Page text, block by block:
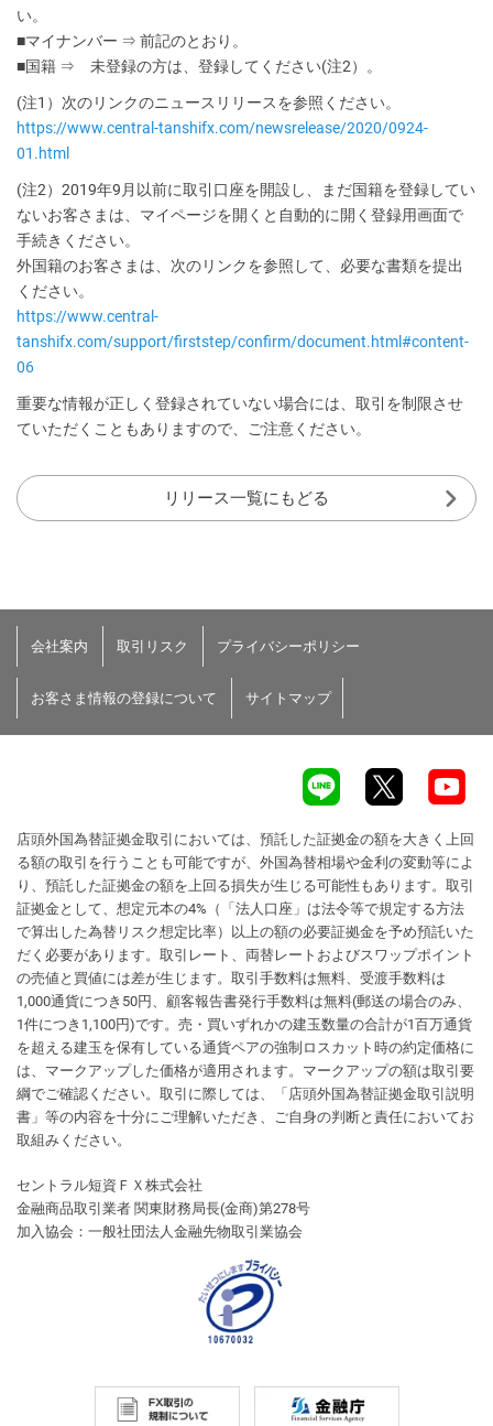
い。
■マイナンバー ⇒ 前記のとおり。
■国籍 ⇒ 未登録の方は、登録してください(注2）。
(注1）次のリンクのニュースリリースを参照ください。
https://www.central-tanshifx.com/newsrelease/2020/0924-
01.html
(注2）2019年9月以前に取引口座を開設し、まだ国籍を登録してい
ないお客さまは、マイページを開くと自動的に開く登録用画面で
手続きください。
外国籍のお客さまは、次のリンクを参照して、必要な書類を提出
ください。
https://www.central-
tanshifx.com/support/firststep/confirm/document.html#content-
06
重要な情報が正しく登録されていない場合には、取引を制限させ
ていただくこともありますので、ご注意ください。
リリース一覧にもどる
会社案内 取引リスク プライバシーポリシー
お客さま情報の登録について サイトマップ
店頭外国為替証拠金取引においては、預託した証拠金の額を大きく上回
る額の取引を行うことも可能ですが、外国為替相場や金利の変動等によ
り、預託した証拠金の額を上回る損失が生じる可能性もあります。取引
証拠金として、想定元本の4%（「法人口座」は法令等で規定する方法
で算出した為替リスク想定比率）以上の額の必要証拠金を予め預託いた
だく必要があります。取引レート、両替レートおよびスワップポイント
の売値と買値には差が生じます。取引手数料は無料、受渡手数料は
1,000通貨につき50円、顧客報告書発行手数料は無料(郵送の場合のみ、
1件につき1,100円)です。売・買いずれかの建玉数量の合計が1百万通貨
を超える建玉を保有している通貨ペアの強制ロスカット時の約定価格に
は、マークアップした価格が適用されます。マークアップの額は取引要
綱でご確認ください。取引に際しては、「店頭外国為替証拠金取引説明
書」等の内容を十分にご理解いただき、ご自身の判断と責任においてお
取組みください。
セントラル短資ＦＸ株式会社
金融商品取引業者 関東財務局長(金商)第278号
加入協会：一般社団法人金融先物取引業協会